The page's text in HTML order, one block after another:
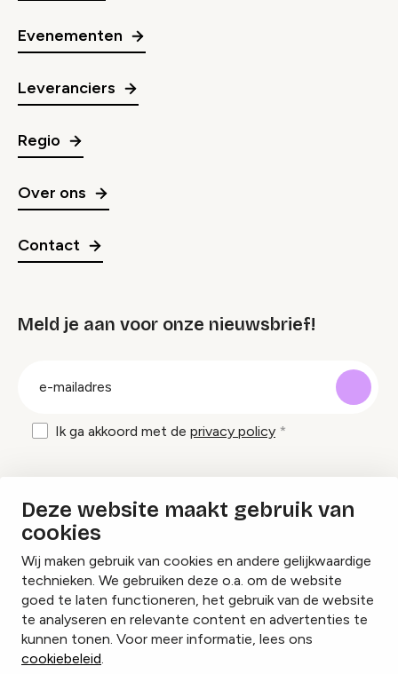
Deze website maakt gebruik van
cookies
Wij maken gebruik van cookies en andere gelijkwaardige
technieken. We gebruiken deze o.a. om de website
goed te laten functioneren, het gebruik van de website
te analyseren en relevante content en advertenties te
kunnen tonen. Voor meer informatie, lees ons
cookiebeleid.
Evenementen
Leveranciers
Regio
Over ons
Contact
Meld je aan voor onze nieuwsbrief!
Ik ga akkoord met de privacy policy
Inspiratie en tips om evenementen te
organiseren?
Lees onze inspiratieblogs